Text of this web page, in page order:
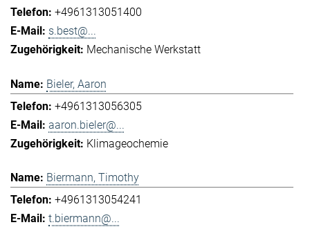
+4961313051400
s.best@...
Mechanische Werkstatt
Bieler, Aaron
+4961313056305
aaron.bieler@...
Klimageochemie
Biermann, Timothy
+4961313054241
t.biermann@...